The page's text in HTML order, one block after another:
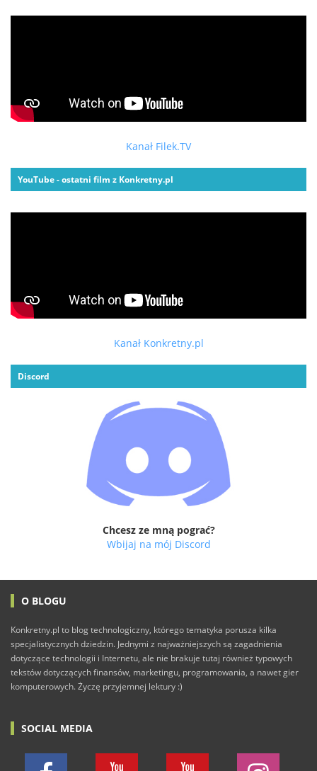
Kanał Filek.TV
YouTube - ostatni film z Konkretny.pl
Kanał Konkretny.pl
Discord
Chcesz ze mną pograć?
Wbijaj na mój Discord
O BLOGU
Konkretny.pl to blog technologiczny, którego tematyka porusza kilka
specjalistycznych dziedzin. Jednymi z najważniejszych są zagadnienia
dotyczące technologii i Internetu, ale nie brakuje tutaj również typowych
tekstów dotyczących finansów, marketingu, programowania, a nawet gier
komputerowych. Życzę przyjemnej lektury :)
SOCIAL MEDIA